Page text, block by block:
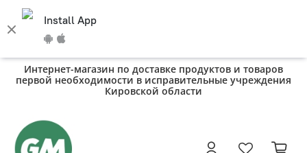
Install App
Интернет-магазин по доставке продуктов и товаров
первой необходимости в исправительные учреждения
Кировской области